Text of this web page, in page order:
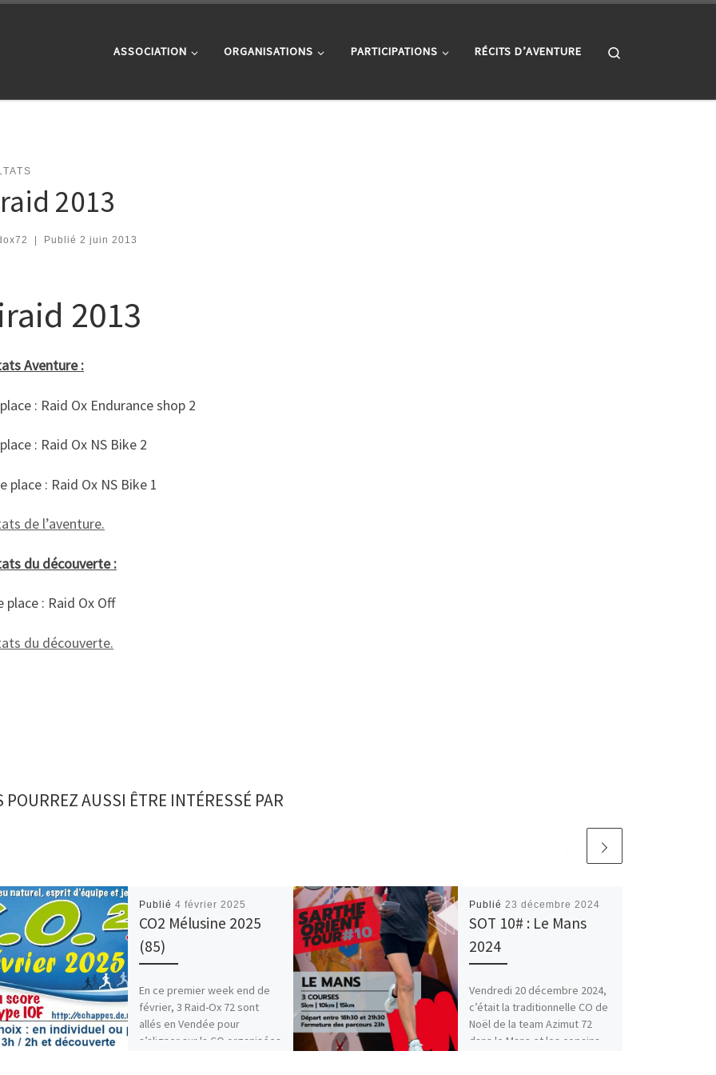
ASSOCIATION ORGANISATIONS PARTICIPATIONS RÉCITS D’AVENTURE
2013
| Publié 2 juin 2013
2013
Aventure :
: Raid Ox Endurance shop 2
: Raid Ox NS Bike 2
place : Raid Ox NS Bike 1
de l’aventure.
du découverte :
place : Raid Ox Off
du découverte.
POURREZ AUSSI ÊTRE INTÉRESSÉ PAR
Publié4 février 2025
CO2 Mélusine 2025
(85)
En ce premier week end de
février, 3 Raid-Ox 72 sont
allés en Vendée pour
s’aligner sur la CO organisées
Publié 23 décembre 2024
SOT 10# : Le Mans
2024
Vendredi 20 décembre 2024,
c’était la traditionnelle CO de
Noël de la team Azimut 72
dans le Mans et les copains